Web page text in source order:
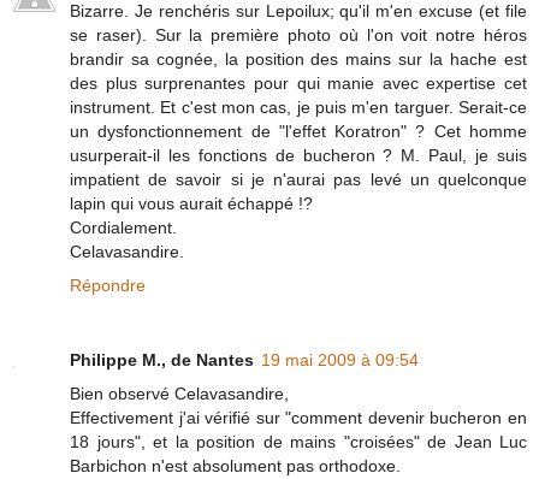
Bizarre. Je renchéris sur Lepoilux; qu'il m'en excuse (et file
se raser). Sur la première photo où l'on voit notre héros
brandir sa cognée, la position des mains sur la hache est
des plus surprenantes pour qui manie avec expertise cet
instrument. Et c'est mon cas, je puis m'en targuer. Serait-ce
un dysfonctionnement de "l'effet Koratron" ? Cet homme
usurperait-il les fonctions de bucheron ? M. Paul, je suis
impatient de savoir si je n'aurai pas levé un quelconque
lapin qui vous aurait échappé !?
Cordialement.
Celavasandire.
Répondre
Philippe M., de Nantes 19 mai 2009 à 09:54
Bien observé Celavasandire,
Effectivement j'ai vérifié sur "comment devenir bucheron en
18 jours", et la position de mains "croisées" de Jean Luc
Barbichon n'est absolument pas orthodoxe.